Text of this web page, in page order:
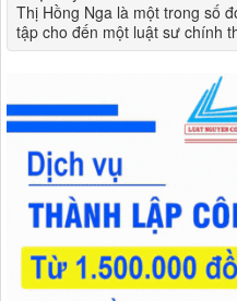
Thị Hồng Nga là một trong số
tập cho đến một luật sư chính